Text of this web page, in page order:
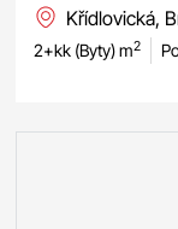
Křídlovická,
2+kk (Byty) m2